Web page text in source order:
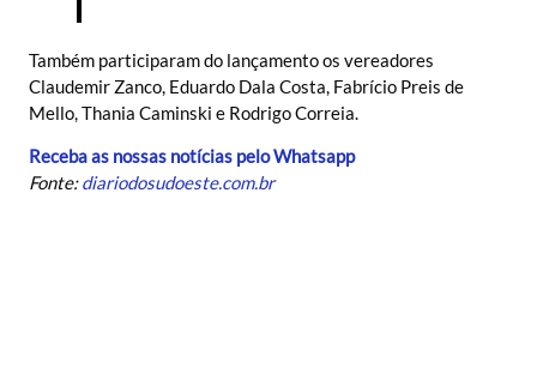
Também participaram do lançamento os vereadores
Claudemir Zanco, Eduardo Dala Costa, Fabrício Preis de
Mello, Thania Caminski e Rodrigo Correia.
Receba as nossas notícias pelo Whatsapp
Fonte:diariodosudoeste.com.br